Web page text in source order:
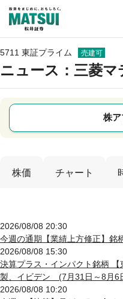
5711 東証プライム 売建可
ニュース ：三菱
株
株価 チャート
2026/08/08 20:30
今週の通期【業績上方修正】
2026/08/08 15:30
決算プラス・インパクト銘柄
製、イビデン (7月31日～8月6
2026/08/08 10:20